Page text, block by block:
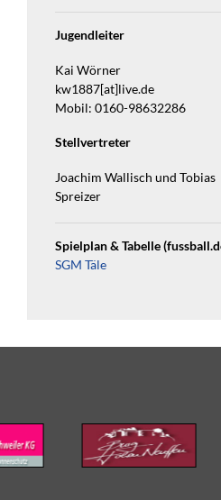
Jugendleiter
Kai Wörner
kw1887[at]live.de
Mobil: 0160-98632286
Stellvertreter
Joachim Wallisch und Tobias
Spreizer
Spielplan & Tabelle
SGM Täle